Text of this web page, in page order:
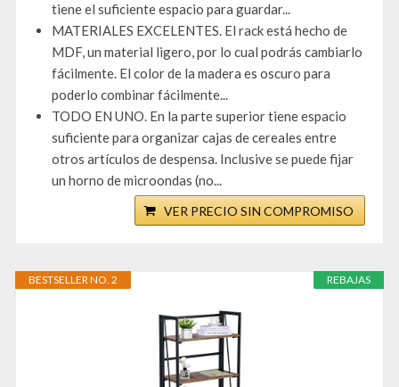
tiene el suficiente espacio para guardar...
MATERIALES EXCELENTES. El rack está hecho de
MDF, un material ligero, por lo cual podrás cambiarlo
fácilmente. El color de la madera es oscuro para
poderlo combinar fácilmente...
TODO EN UNO. En la parte superior tiene espacio
suficiente para organizar cajas de cereales entre
otros artículos de despensa. Inclusive se puede fijar
un horno de microondas (no...
VER PRECIO SIN COMPROMISO
REBAJAS
BESTSELLER NO. 2